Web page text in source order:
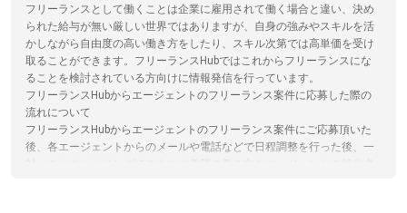
フリーランスとして働くことは企業に雇用されて働く場合と違い、決め
られた給与が無い厳しい世界ではありますが、自身の強みやスキルを活
かしながら自由度の高い働き方をしたり、スキル次第では高単価を受け
取ることができます。フリーランスHubではこれからフリーランスにな
ることを検討されている方向けに情報発信を行っています。
フリーランスHubからエージェントのフリーランス案件に応募した際の
流れについて
フリーランスHubからエージェントのフリーランス案件にご応募頂いた
後、各エージェントからのメールや電話などで日程調整を行った後、一